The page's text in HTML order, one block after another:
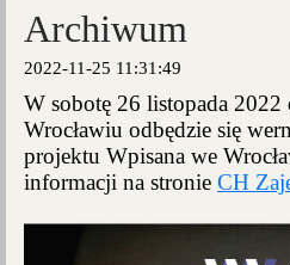
Archiwum
2022-11-25 11:31:49
W sobotę 26 listopada
Wrocławiu odbędzie się
projektu Wpisana we
informacji na stronie CH